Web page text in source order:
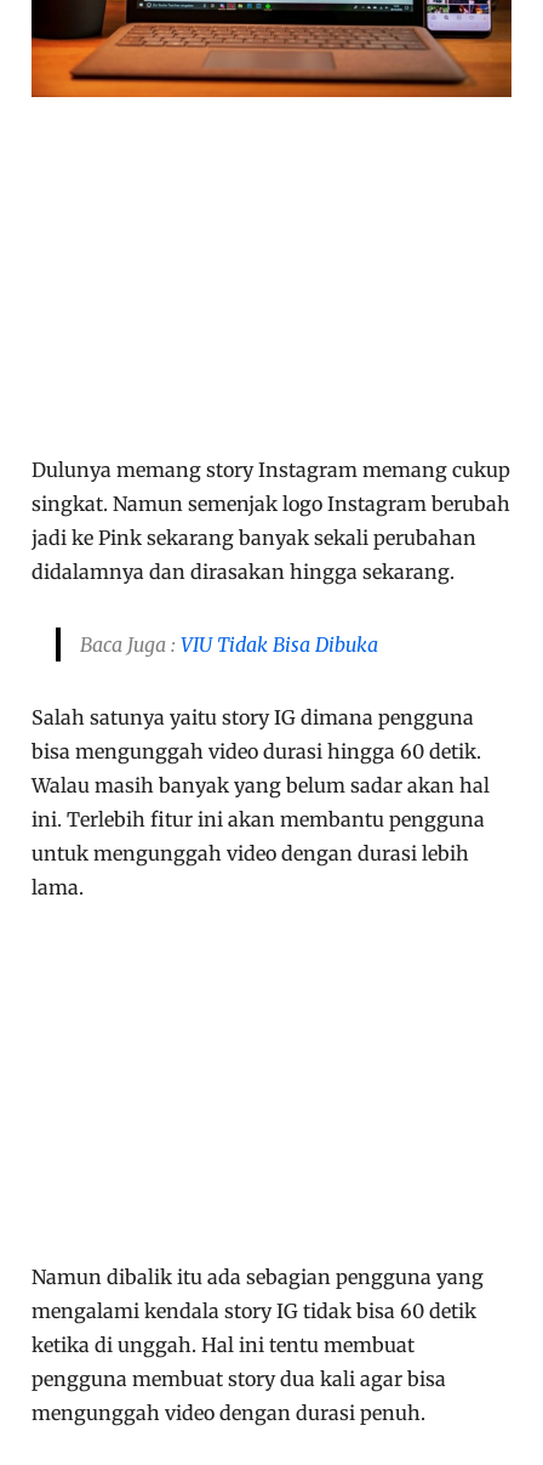
Dulunya memang story Instagram memang cukup
singkat. Namun semenjak logo Instagram berubah
jadi ke Pink sekarang banyak sekali perubahan
didalamnya dan dirasakan hingga sekarang.
Baca Juga :VIU Tidak Bisa Dibuka
Salah satunya yaitu story IG dimana pengguna
bisa mengunggah video durasi hingga 60 detik.
Walau masih banyak yang belum sadar akan hal
ini. Terlebih fitur ini akan membantu pengguna
untuk mengunggah video dengan durasi lebih
lama.
Namun dibalik itu ada sebagian pengguna yang
mengalami kendala story IG tidak bisa 60 detik
ketika di unggah. Hal ini tentu membuat
pengguna membuat story dua kali agar bisa
mengunggah video dengan durasi penuh.